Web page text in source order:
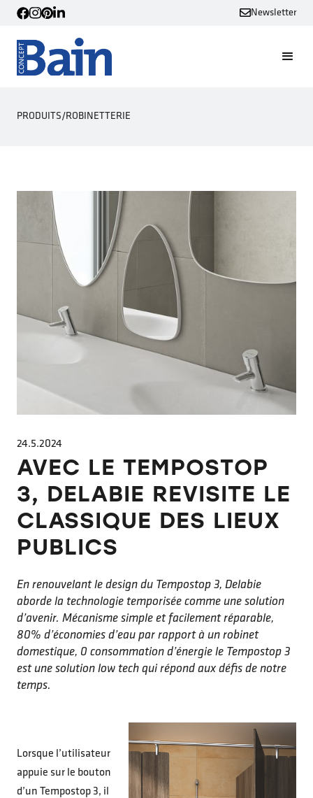
Newsletter
PRODUITS/ROBINETTERIE
24.5.2024
AVEC LE TEMPOSTOP
3, DELABIE REVISITE LE
CLASSIQUE DES LIEUX
PUBLICS
En renouvelant le design du Tempostop 3, Delabie
aborde la technologie temporisée comme une solution
d’avenir. Mécanisme simple et facilement réparable,
80% d’économies d’eau par rapport à un robinet
domestique, 0 consommation d’énergie le Tempostop 3
est une solution low tech qui répond aux défis de notre
temps.
Lorsque l’utilisateur
appuie sur le bouton
d’un Tempostop 3, il